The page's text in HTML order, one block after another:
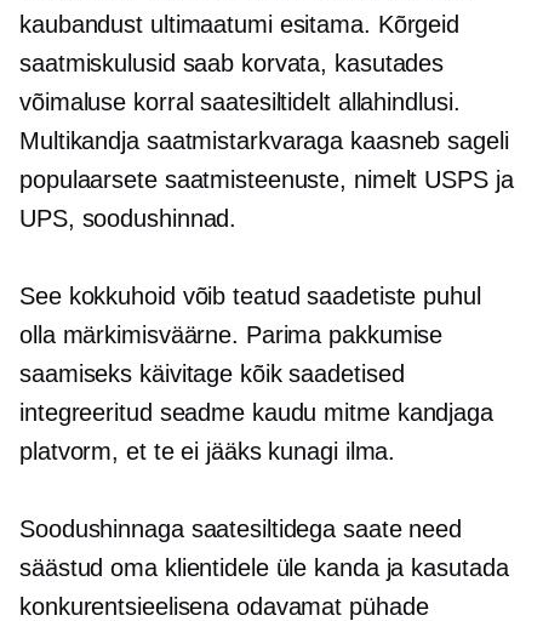
kaubandust ultimaatumi esitama. Kõrgeid
saatmiskulusid saab korvata, kasutades
võimaluse korral saatesiltidelt allahindlusi.
Multikandjasaatmistarkvaraga kaasneb sageli
populaarsete saatmisteenuste, nimelt USPS ja
UPS, soodushinnad.
See kokkuhoid võib teatud saadetiste puhul
olla märkimisväärne. Parima pakkumise
saamiseks käivitage kõik saadetised
integreeritud seadme kaudu mitme kandjaga
platvorm, et te ei jääks kunagi ilma.
Soodushinnaga saatesiltidega saate need
säästud oma klientidele üle kanda ja kasutada
konkurentsieelisena odavamat pühade